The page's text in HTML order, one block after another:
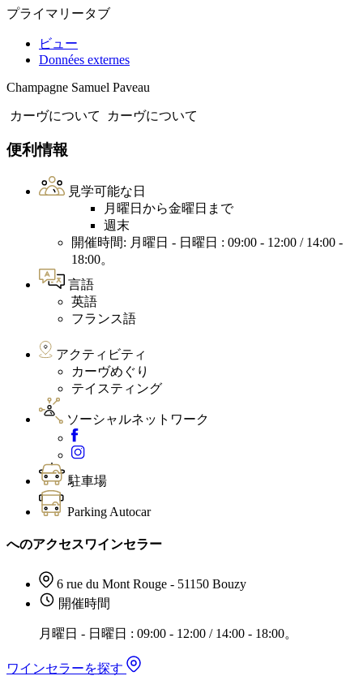
プライマリータブ
ビュー
Données externes
Champagne Samuel Paveau
カーヴについて カーヴについて
便利情報
見学可能な日
月曜日から金曜日まで
週末
開催時間: 月曜日 - 日曜日 : 09:00 - 12:00 / 14:00 -
18:00。
言語
英語
フランス語
アクティビティ
カーヴめぐり
テイスティング
ソーシャルネットワーク
駐車場
Parking Autocar
へのアクセスワインセラー
6 rue du Mont Rouge - 51150 Bouzy
開催時間
月曜日 - 日曜日 : 09:00 - 12:00 / 14:00 - 18:00。
ワインセラーを探す